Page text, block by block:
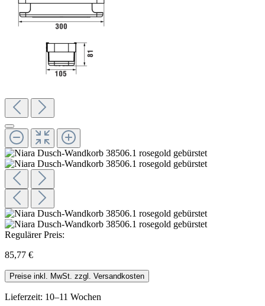
Regulärer Preis:
85,77 €
Preise inkl. MwSt. zzgl. Versandkosten
Lieferzeit: 10–11 Wochen